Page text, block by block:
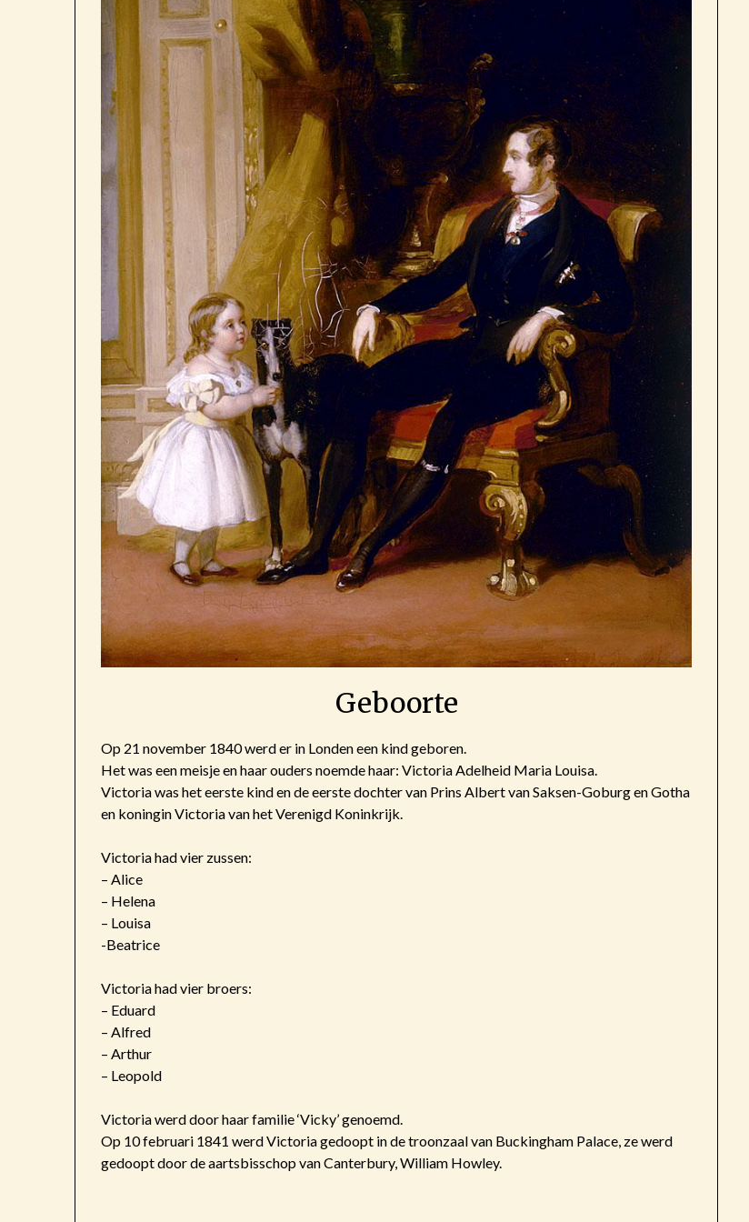
Geboorte
Op 21 november 1840 werd er in Londen een kind geboren.
Het was een meisje en haar ouders noemde haar: Victoria Adelheid Maria Louisa.
Victoria was het eerste kind en de eerste dochter van Prins Albert van Saksen-Goburg en Gotha
en koningin Victoria van het Verenigd Koninkrijk.
Victoria had vier zussen:
– Alice
– Helena
– Louisa
-Beatrice
Victoria had vier broers:
– Eduard
– Alfred
– Arthur
– Leopold
Victoria werd door haar familie ‘Vicky’ genoemd.
Op 10 februari 1841 werd Victoria gedoopt in de troonzaal van Buckingham Palace, ze werd
gedoopt door de aartsbisschop van Canterbury, William Howley.